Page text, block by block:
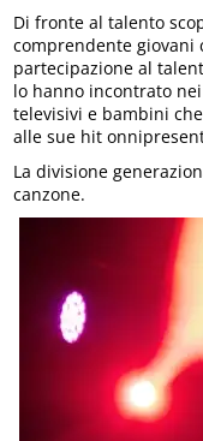
Di fronte al talento
comprendente giovani
partecipazione al
lo hanno incontrato
televisivi e bambini
alle sue hit
La divisione
canzone.